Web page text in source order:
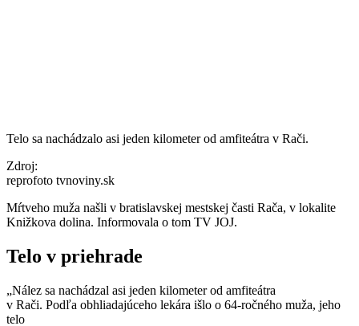
Telo sa nachádzalo asi jeden kilometer od amfiteátra v Rači.
Zdroj:
reprofoto tvnoviny.sk
Mŕtveho muža našli v bratislavskej mestskej časti Rača, v lokalite
Knižkova dolina. Informovala o tom TV JOJ.
Telo v priehrade
„Nález sa nachádzal asi jeden kilometer od amfiteátra
v Rači. Podľa obhliadajúceho lekára išlo o 64-ročného muža, jeho
telo